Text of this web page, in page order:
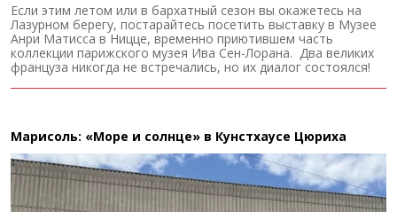
Если этим летом или в бархатный сезон вы окажетесь на
Лазурном берегу, постарайтесь посетить выставку в Музее
Анри Матисса в Ницце, временно приютившем часть
коллекции парижского музея Ива Сен-Лорана. Два великих
француза никогда не встречались, но их диалог состоялся!
Марисоль: «Море и солнце» в Кунстхаусе Цюриха